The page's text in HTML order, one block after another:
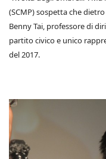
(SCMP) sospetta che
Benny Tai, professore di
partito civico e unico
del 2017.